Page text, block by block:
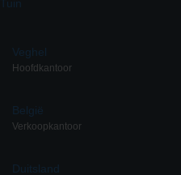
Tuin
Veghel
Hoofdkantoor
België
Verkoopkantoor
Duitsland